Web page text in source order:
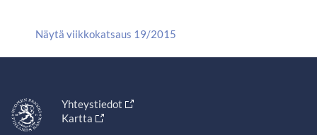
Näytä viikkokatsaus 19/2015
Yhteystiedot
Kartta